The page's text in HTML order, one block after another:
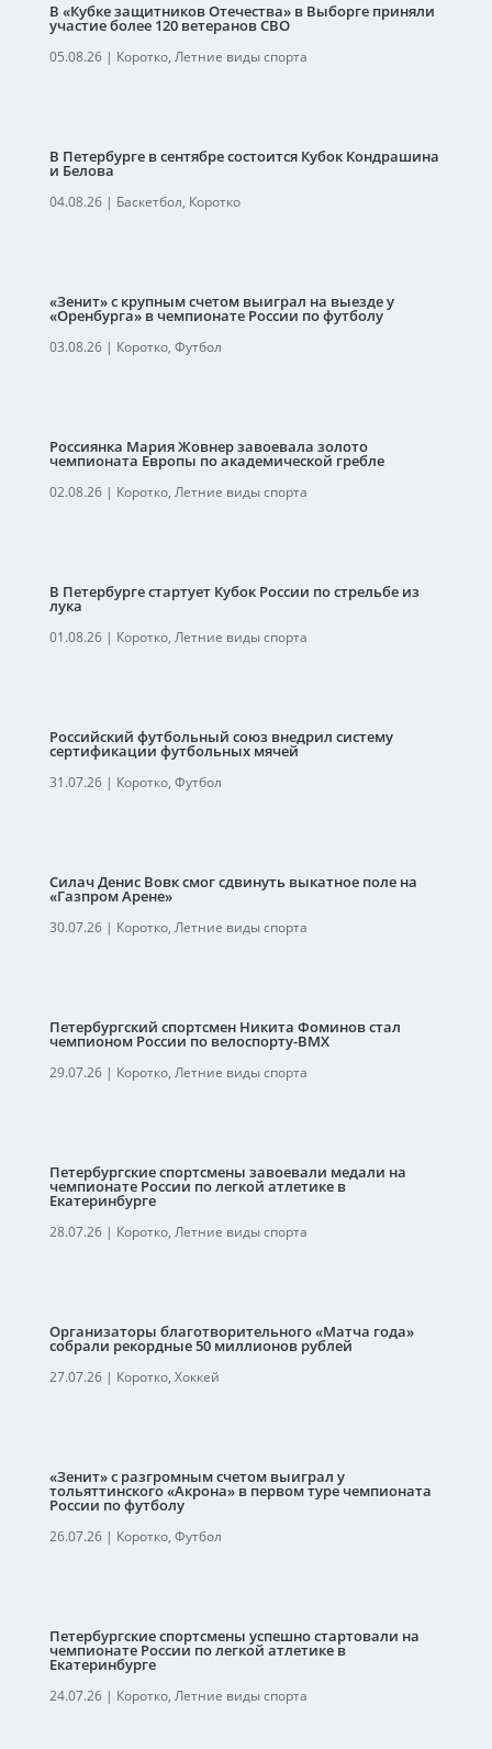
В «Кубке защитников Отечества» в Выборге приняли
участие более 120 ветеранов СВО
05.08.26| Коротко, Летние виды спорта
В Петербурге в сентябре состоится Кубок Кондрашина
и Белова
04.08.26| Баскетбол, Коротко
«Зенит» с крупным счетом выиграл на выезде у
«Оренбурга» в чемпионате России по футболу
03.08.26| Коротко, Футбол
Россиянка Мария Жовнер завоевала золото
чемпионата Европы по академической гребле
02.08.26| Коротко, Летние виды спорта
В Петербурге стартует Кубок России по стрельбе из
лука
01.08.26| Коротко, Летние виды спорта
Российский футбольный союз внедрил систему
сертификации футбольных мячей
31.07.26| Коротко, Футбол
Силач Денис Вовк смог сдвинуть выкатное поле на
«Газпром Арене»
30.07.26| Коротко, Летние виды спорта
Петербургский спортсмен Никита Фоминов стал
чемпионом России по велоспорту-ВМХ
29.07.26| Коротко, Летние виды спорта
Петербургские спортсмены завоевали медали на
чемпионате России по легкой атлетике в
Екатеринбурге
28.07.26| Коротко, Летние виды спорта
Организаторы благотворительного «Матча года»
собрали рекордные 50 миллионов рублей
27.07.26| Коротко, Хоккей
«Зенит» с разгромным счетом выиграл у
тольяттинского «Акрона» в первом туре чемпионата
России по футболу
26.07.26| Коротко, Футбол
Петербургские спортсмены успешно стартовали на
чемпионате России по легкой атлетике в
Екатеринбурге
24.07.26| Коротко, Летние виды спорта